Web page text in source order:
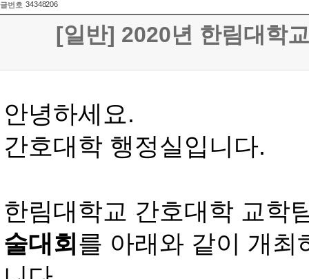
글번호 34348206
[일반] 2020년 한림대학
안녕하세요.
간호대학 행정실입니다.
한림대학교 간호대학 교학
술대회 를 아래와 같이 개최